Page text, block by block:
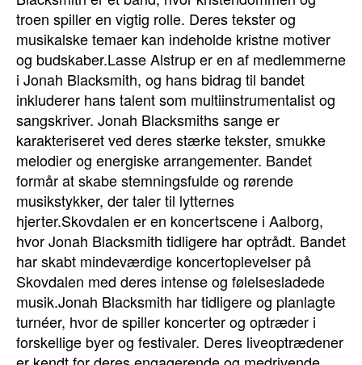
troen spiller en vigtig rolle. Deres tekster og
musikalske temaer kan indeholde kristne motiver
og budskaber.Lasse Alstrup er en af medlemmerne
i Jonah Blacksmith, og hans bidrag til bandet
inkluderer hans talent som multiinstrumentalist og
sangskriver. Jonah Blacksmiths sange er
karakteriseret ved deres stærke tekster, smukke
melodier og energiske arrangementer. Bandet
formår at skabe stemningsfulde og rørende
musikstykker, der taler til lytternes
hjerter.Skovdalen er en koncertscene i Aalborg,
hvor Jonah Blacksmith tidligere har optrådt. Bandet
har skabt mindeværdige koncertoplevelser på
Skovdalen med deres intense og følelsesladede
musik.Jonah Blacksmith har tidligere og planlagte
turnéer, hvor de spiller koncerter og optræder i
forskellige byer og festivaler. Deres liveoptrædener